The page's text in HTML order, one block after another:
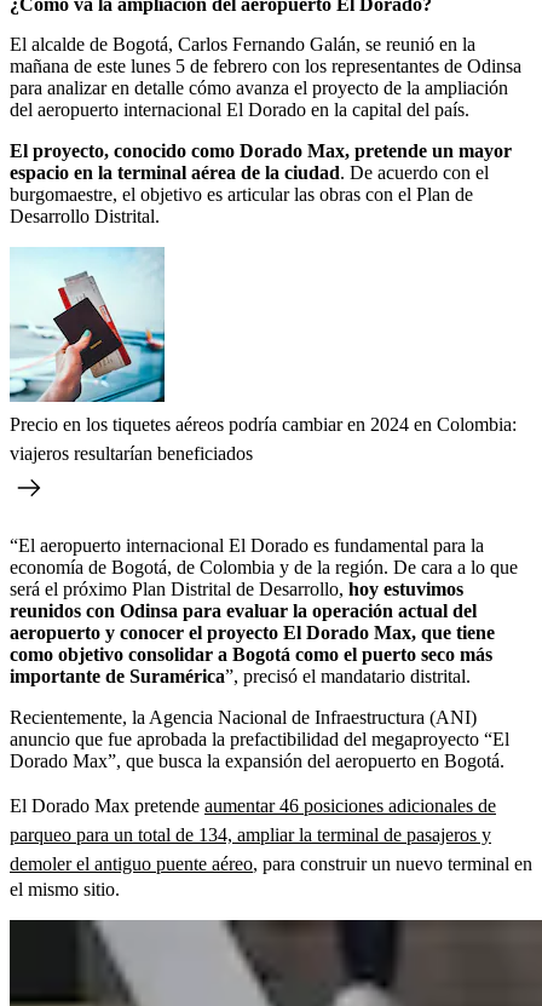
El alcalde de Bogotá, Carlos Fernando Galán, se reunió en la
mañana de este lunes 5 de febrero con los representantes de Odinsa
para analizar en detalle cómo avanza el proyecto de la ampliación
del aeropuerto internacional El Dorado en la capital del país.
El proyecto, conocido como Dorado Max, pretende un mayor
espacio en la terminal aérea de la ciudad. De acuerdo con el
burgomaestre, el objetivo es articular las obras con el Plan de
Desarrollo Distrital.
Precio en los tiquetes aéreos podría cambiar en 2024 en Colombia:
viajeros resultarían beneficiados
“El aeropuerto internacional El Dorado es fundamental para la
economía de Bogotá, de Colombia y de la región. De cara a lo que
será el próximo Plan Distrital de Desarrollo, hoy estuvimos
reunidos con Odinsa para evaluar la operación actual del
aeropuerto y conocer el proyecto El Dorado Max, que tiene
como objetivo consolidar a Bogotá como el puerto seco más
importante de Suramérica”, precisó el mandatario distrital.
Recientemente, la Agencia Nacional de Infraestructura (ANI)
anuncio que fue aprobada la prefactibilidad del megaproyecto “El
Dorado Max”, que busca la expansión del aeropuerto en Bogotá.
El Dorado Max pretende aumentar 46 posiciones adicionales de
parqueo para un total de 134, ampliar la terminal de pasajeros y
demoler el antiguo puente aéreo, para construir un nuevo terminal en
el mismo sitio.